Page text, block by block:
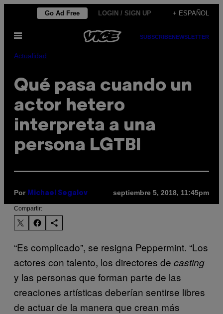
contenido
Go Ad Free LOGIN / SIGN UP + ESPAÑOL
Abrir
SUBSCRIBENEWSLETTER
Actualidad
Qué pasa cuando un
actor hetero
interpreta a una
persona LGTBI
Por Michael Segalov septiembre 5, 2018, 11:45pm
Compartir:
“Es complicado”, se resigna Peppermint. “Los
actores con talento, los directores de casting
y las personas que forman parte de las
creaciones artísticas deberían sentirse libres
de actuar de la manera que crean más